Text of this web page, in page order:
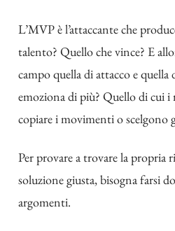
L’MVP è l’attaccante che
talento? Quello che vince? E
campo quella di attacco e quella
emoziona di più? Quello di cui i
copiare i movimenti o scelgono
Per provare a trovare la propria
soluzione giusta, bisogna farsi
argomenti.